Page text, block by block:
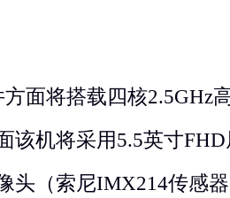
面将搭载四核2.5GHz
该机将采用5.5英寸
头（索尼IMX214传感